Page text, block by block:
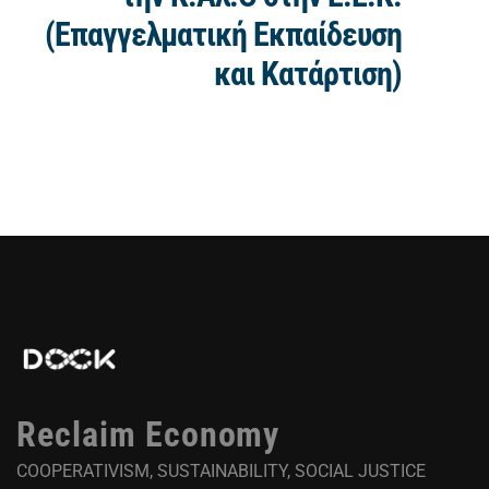
(Επαγγελματική Εκπαίδευση
και Κατάρτιση)
Reclaim Economy
COOPERATIVISM, SUSTAINABILITY, SOCIAL JUSTICE